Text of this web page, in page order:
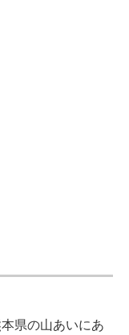
県の山あいにあ